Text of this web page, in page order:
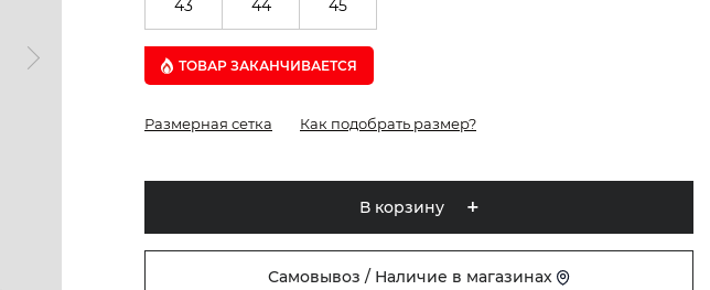
43 44 45
ТОВАР ЗАКАНЧИВАЕТСЯ
Размерная сетка Как подобрать размер?
В корзину
Самовывоз / Наличие в магазинах